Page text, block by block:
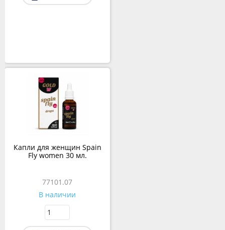
Капли для женщин Spain
Fly women 30 мл.
77101.07
В наличии